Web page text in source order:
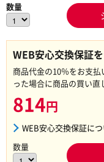
数量
WEB安心交換保証
商品代金の10％をお支
った場合に商品の買い直
814円
WEB安心交換保証に
数量